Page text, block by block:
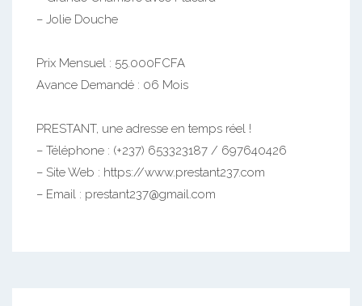
– Jolie Douche
Prix Mensuel : 55.000FCFA
Avance Demandé : 06 Mois
PRESTANT, une adresse en temps réel !
– Téléphone : (+237) 653323187 / 697640426
– Site Web : https://www.prestant237.com
– Email : prestant237@gmail.com